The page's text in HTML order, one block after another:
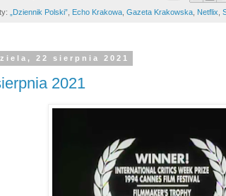
„Dziennik Polski” Echo Krakowa Gazeta Krakowska Netflix
22 sierpnia 2021
2021